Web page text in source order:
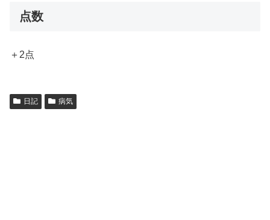
点数
＋2点
日記 病気